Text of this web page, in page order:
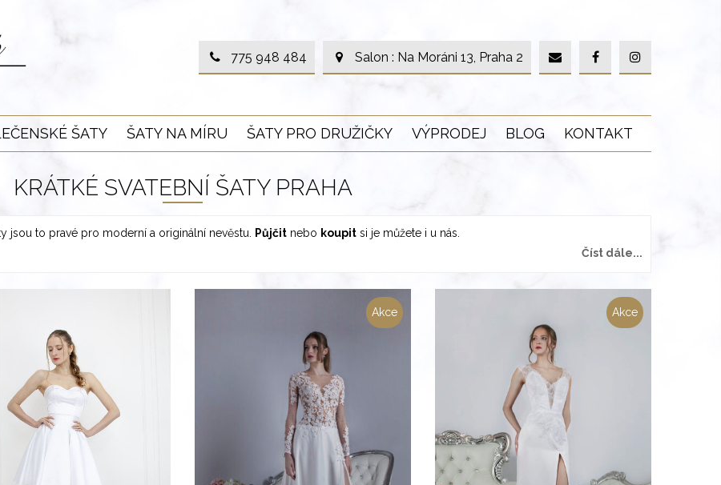
775 948 484 Salon : Na Moráni 13, Praha 2
ŠATY ŠATY NA MÍRU ŠATY PRO DRUŽIČKY VÝPRODEJ BLOG KONTAKT
KRÁTKÉ SVATEBNÍ ŠATY PRAHA
jsou to pravé pro moderní a originální nevěstu. Půjčit nebo koupit si je můžete i u nás.
Číst dále...
Akce Akce